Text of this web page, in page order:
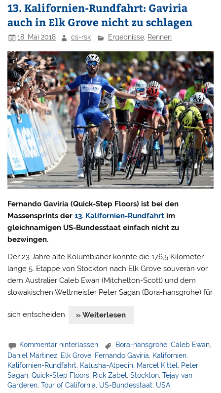
13. Kalifornien-Rundfahrt: Gaviria
auch in Elk Grove nicht zu schlagen
18. Mai 2018 cs-rsk Ergebnisse, Rennen
Fernando Gaviria (Quick-Step Floors) ist bei den
Massensprints der13. Kalifornien-Rundfahrt im
gleichnamigen US-Bundesstaat einfach nicht zu
bezwingen.
Der 23 Jahre alte Kolumbianer konnte die 176,5 Kilometer
lange 5. Etappe von Stockton nach Elk Grove souverän vor
dem Australier Caleb Ewan (Mitchelton-Scott) und dem
slowakischen Weltmeister Peter Sagan (Bora-hansgrohe) für
sich entscheiden. » Weiterlesen
Kommentar hinterlassen Bora-hansgrohe,Caleb Ewan,
Daniel Martinez Elk Grove Fernando Gaviria Kalifornien
Kalifornien-Rundfahrt
Katusha-Alpecin Marcel Kittel
Peter
Sagan ,Quick-Step Floors Rick Zabel ,Stockton ,Tejay van
Garderen ,Tour of California US-Bundesstaat USA